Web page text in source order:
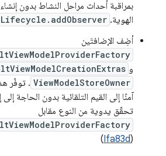
بمراقبة أحداث مراحل النشاط بدون
الهوية. Lifecycle.addObserver
أضِف الإضافتَين
و
ViewModelStoreOwner . توفّر
آمنًا إلى القيم التلقائية بدون الحاجة
تحقّق يدوية من النوع مقابل
(
Ifa83d
)